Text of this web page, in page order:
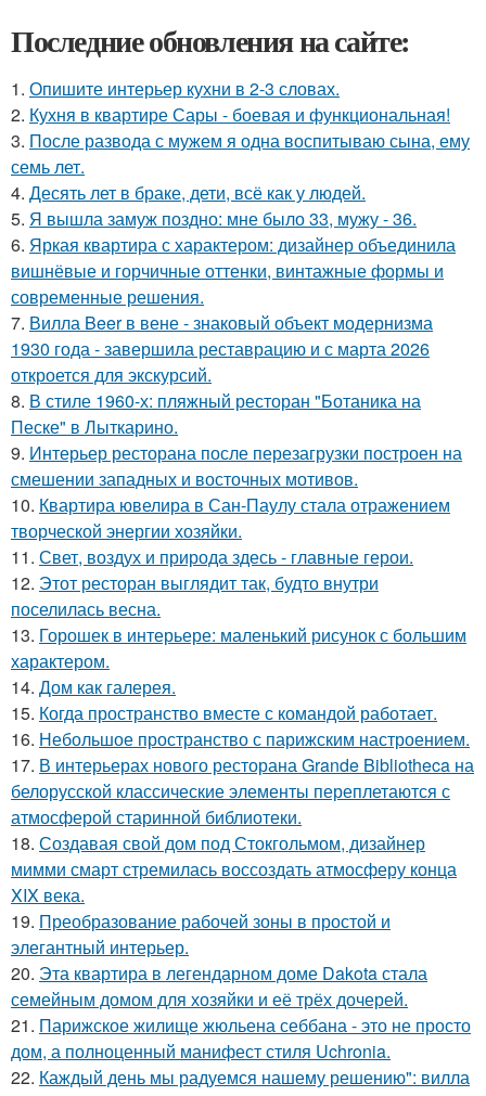
Последние обновления на сайте:
1. Опишите интерьер кухни в 2-3 словах.
2. Кухня в квартире Сары - боевая и функциональная!
3. После развода с мужем я одна воспитываю сына, ему
семь лет.
4. Десять лет в браке, дети, всё как у людей.
5. Я вышла замуж поздно: мне было 33, мужу - 36.
6. Яркая квартира с характером: дизайнер объединила
вишнёвые и горчичные оттенки, винтажные формы и
современные решения.
7. Вилла Beer в вене - знаковый объект модернизма
1930 года - завершила реставрацию и с марта 2026
откроется для экскурсий.
8. В стиле 1960-х: пляжный ресторан "Ботаника на
Песке" в Лыткарино.
9. Интерьер ресторана после перезагрузки построен на
смешении западных и восточных мотивов.
10. Квартира ювелира в Сан-Паулу стала отражением
творческой энергии хозяйки.
11. Свет, воздух и природа здесь - главные герои.
12. Этот ресторан выглядит так, будто внутри
поселилась весна.
13. Горошек в интерьере: маленький рисунок с большим
характером.
14. Дом как галерея.
15. Когда пространство вместе с командой работает.
16. Небольшое пространство с парижским настроением.
17. В интерьерах нового ресторана Grande Bibliotheca на
белорусской классические элементы переплетаются с
атмосферой старинной библиотеки.
18. Создавая свой дом под Стокгольмом, дизайнер
мимми смарт стремилась воссоздать атмосферу конца
XIX века.
19. Преобразование рабочей зоны в простой и
элегантный интерьер.
20. Эта квартира в легендарном доме Dakota стала
семейным домом для хозяйки и её трёх дочерей.
21. Парижское жилище жюльена себбана - это не просто
дом, а полноценный манифест стиля Uchronia.
22. Каждый день мы радуемся нашему решению": вилла